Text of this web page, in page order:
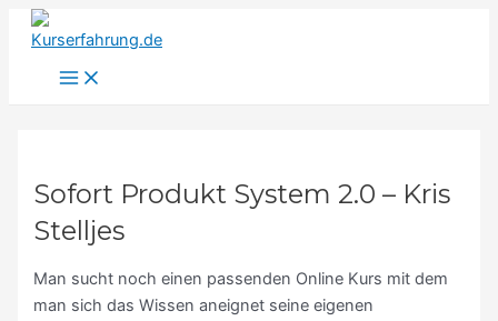
Zum
Inhalt
Sofort Produkt System 2.0 – Kris
Stelljes
Man sucht noch einen passenden Online Kurs mit dem
man sich das Wissen aneignet seine eigenen
S
u
n
a
c
h